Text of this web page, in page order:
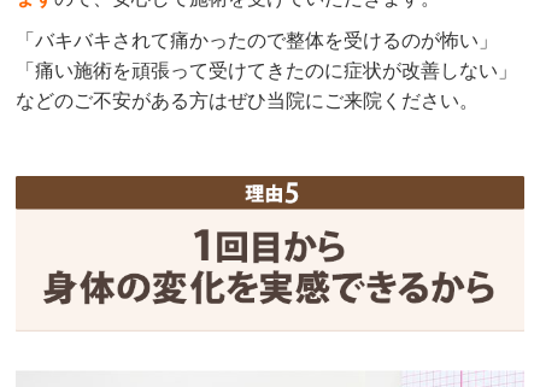
「バキバキされて痛かったので整体を受けるのが怖い」
「痛い施術を頑張って受けてきたのに症状が改善しない」
などのご不安がある方はぜひ当院にご来院ください。